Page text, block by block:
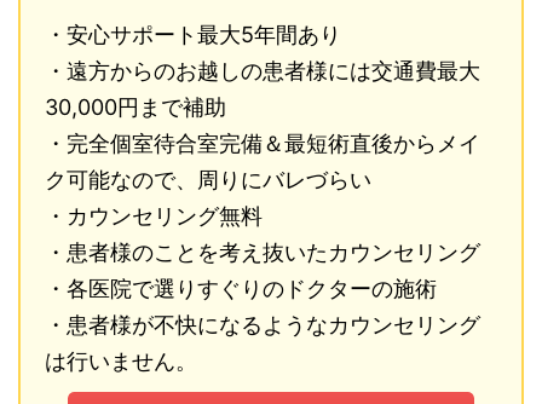
・安心サポート最大5年間あり
・遠方からのお越しの患者様には交通費最大
30,000円まで補助
・完全個室待合室完備＆最短術直後からメイ
ク可能なので、周りにバレづらい
・カウンセリング無料
・患者様のことを考え抜いたカウンセリング
・各医院で選りすぐりのドクターの施術
・患者様が不快になるようなカウンセリング
は行いません。